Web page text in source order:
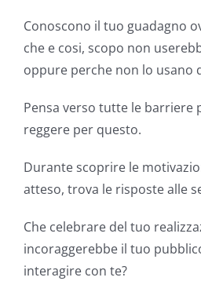
Conoscono il tuo guadagno
che e cosi, scopo non
oppure perche non lo usano
Pensa verso tutte le barriere
reggere per questo.
Durante scoprire le
atteso, trova le risposte alle
Che celebrare del tuo
incoraggerebbe il tuo
interagire con te?